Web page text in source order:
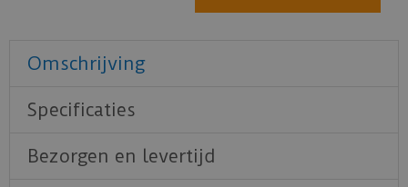
Omschrijving
Specificaties
Bezorgen en levertijd